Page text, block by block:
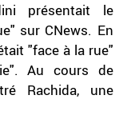
présentait le
sur CNews. En
"face à la rue"
Au cours de
Rachida, une